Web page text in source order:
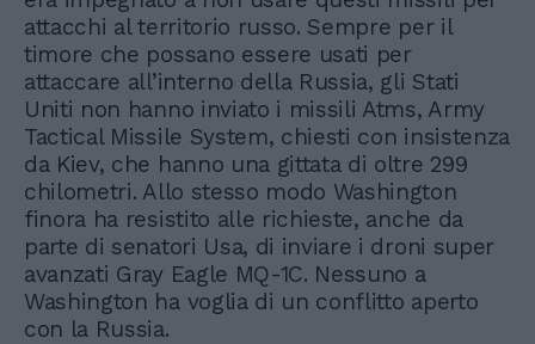
attacchi al territorio russo. Sempre per il
timore che possano essere usati per
attaccare all’interno della Russia, gli Stati
Uniti non hanno inviato i missili Atms, Army
Tactical Missile System, chiesti con insistenza
da Kiev, che hanno una gittata di oltre 299
chilometri. Allo stesso modo Washington
finora ha resistito alle richieste, anche da
parte di senatori Usa, di inviare i droni super
avanzati Gray Eagle MQ-1C. Nessuno a
Washington ha voglia di un conflitto aperto
con la Russia.